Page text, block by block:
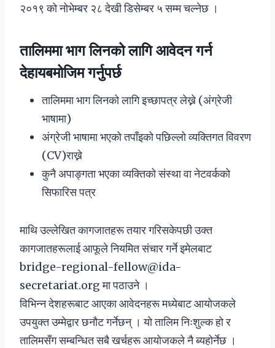
२०१९ को नोभेम्बर २८ देखी डिसेम्बर ५ सम्म चल्नेछ ।
तालिममा भाग लिनको लागि आवेदन गर्न
देहायबमोजिम गर्नुपर्छ
तालिममा भाग लिनको लागि इच्छापत्र लेख्ने (अंग्रेजी
भाषामा)
अंग्रेजी भाषामा भएको तपाँइको पछिल्लो व्यक्तिगत विवरण
(CV)राख्ने
कुनै अपाङ्गता भएका व्यक्तिको संस्था वा नेटवर्कको
सिफारिस पत्र
माथि उल्लेखित कागजातहरू तयार गरिसकेपछी उक्त
कागजातहरूलाई आफूले नियमित संचार गर्ने इमेलबाट
bridge-regional-fellow@ida-
secretariat.org मा पठाउने ।
विभिन्न देशहरूबाट आएका आवेदनहरू मध्येबाट आयोजकले
उपयुक्त उम्मेद्वार छनौट गर्नेछन् । यो तालिम निःशुल्क हो र
तालिमसँग सम्बन्धित सबै खर्चहरू आयोजकले नै ब्यहोर्नेछ ।